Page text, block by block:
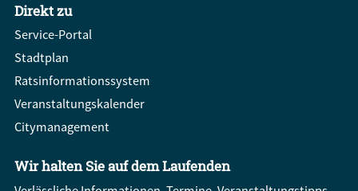
Direkt zu
Service-Portal
Stadtplan
Ratsinformationssystem
Veranstaltungskalender
Citymanagement
Wir halten Sie auf dem Laufenden